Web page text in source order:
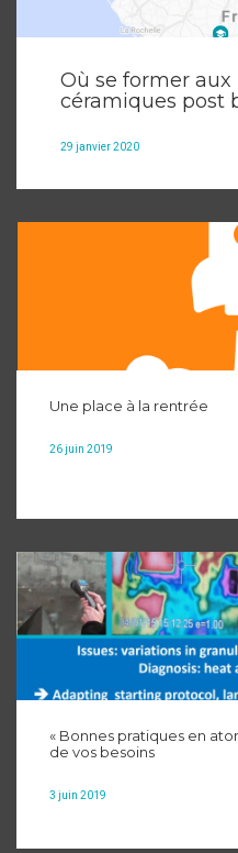
Où se former
céramiques post
29 janvier 2020
Une place à la rentrée
26 juin 2019
« Bonnes pratiques en
de vos besoins
3 juin 2019